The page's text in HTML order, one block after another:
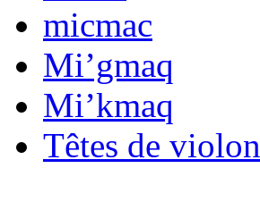
micmac
Mi’gmaq
Mi’kmaq
Têtes de violon